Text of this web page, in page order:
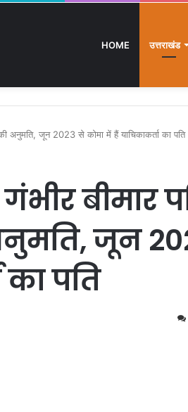
HOME उत्तराखंड
अनुमति, जून 2023 से कोमा में हैं याचिकाकर्ता का पति
गंभीर बीमार
जून
का पति